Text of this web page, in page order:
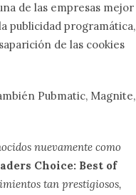
de las empresas mejor
publicidad programática,
de las cookies
Pubmatic, Magnite,
nuevamente como
Choice: Best of
tan prestigiosos,